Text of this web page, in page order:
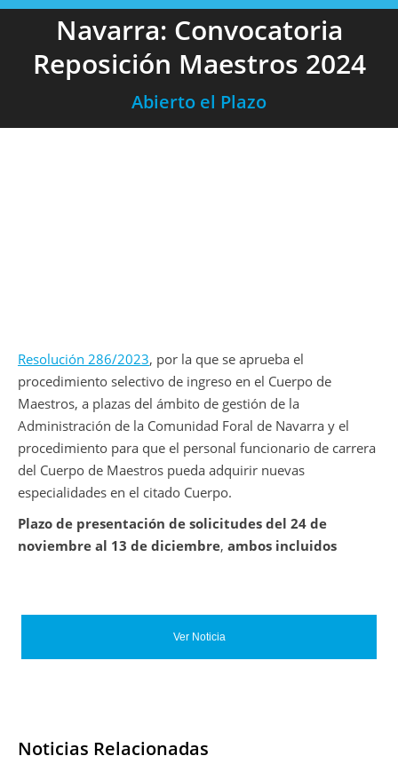
Navarra: Convocatoria
Reposición Maestros 2024
Abierto el Plazo
Resolución 286/2023, por la que se aprueba el
procedimiento selectivo de ingreso en el Cuerpo de
Maestros, a plazas del ámbito de gestión de la
Administración de la Comunidad Foral de Navarra y el
procedimiento para que el personal funcionario de carrera
del Cuerpo de Maestros pueda adquirir nuevas
especialidades en el citado Cuerpo.
Plazo de presentación de solicitudes del 24 de
noviembre al 13 de diciembre, ambos incluidos
Ver Noticia
Noticias Relacionadas